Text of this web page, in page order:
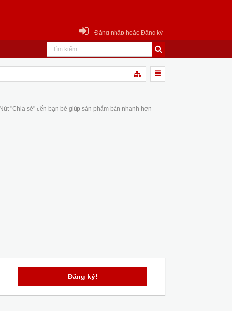
Đăng nhập hoặc Đăng ký
Nút "Chia sẻ" đến bạn bè giúp sản phẩm bán nhanh hơn
Đăng ký!